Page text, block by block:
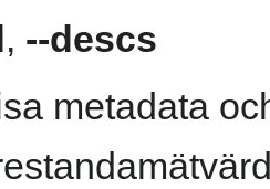
, --descs
metadata